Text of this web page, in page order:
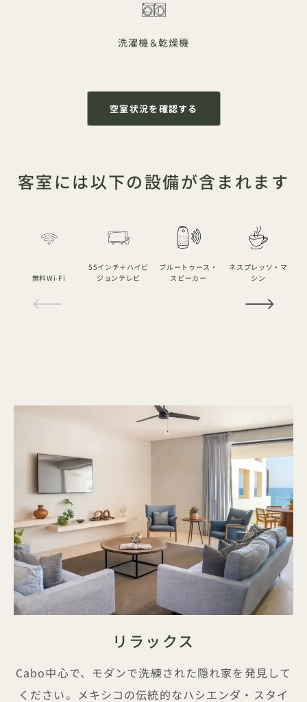
洗濯機＆乾燥機
空室状況を確認する
客室には以下の設備が含まれます
無料Wi-Fi
55インチ＋ハイビ
ジョンテレビ
ブルートゥース・
スピーカー
ネスプレッソ・マ
シン
リラックス
Cabo中心で、モダンで洗練された隠れ家を発見して
ください。メキシコの伝統的なハシエンダ・スタイ